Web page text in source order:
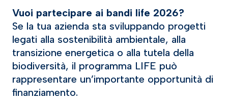
Vuoi partecipare ai bandi life 2026?
Se la tua azienda sta sviluppando progetti
legati alla sostenibilità ambientale, alla
transizione energetica o alla tutela della
biodiversità, il programma LIFE può
rappresentare un’importante opportunità di
finanziamento.